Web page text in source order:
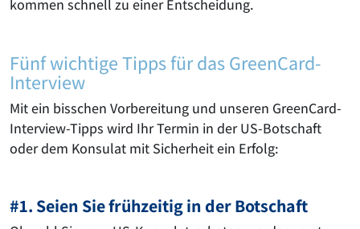
kommen schnell zu einer Entscheidung.
Fünf wichtige Tipps für das GreenCard-
Interview
Mit ein bisschen Vorbereitung und unseren GreenCard-
Interview-Tipps wird Ihr Termin in der US-Botschaft
oder dem Konsulat mit Sicherheit ein Erfolg:
#1. Seien Sie frühzeitig in der Botschaft